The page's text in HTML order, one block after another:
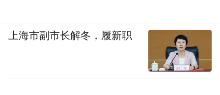
上海市副市长解冬，履新职